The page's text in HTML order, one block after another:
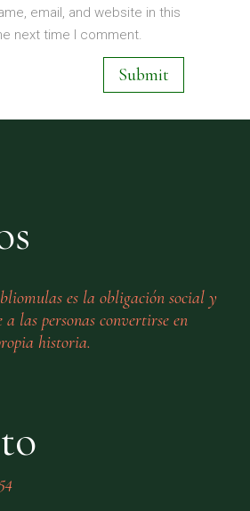
email, and website in this
next time I comment.
es la obligación social y
las personas convertirse en
historia.